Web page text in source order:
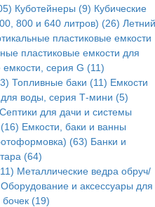
Куботейнеры (9) Кубические
800 и 640 литров) (26) Летний
пластиковые емкости
пластиковые емкости для
емкости, серия G (11)
Топливные баки (11) Емкости
для воды, серия Т-мини (5)
Септики для дачи и системы
Емкости, баки и ванны
(63) Банки и
(64)
Металлические ведра обруч/
Оборудование и аксессуары для
бочек (19)